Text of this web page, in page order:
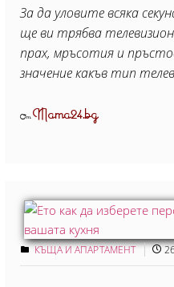
За да уловите всяка
ще ви трябва
прах, мръсотия и
значение какъв тип
ОтMama24.bg
КЪЩА И АПАРТАМЕНТ